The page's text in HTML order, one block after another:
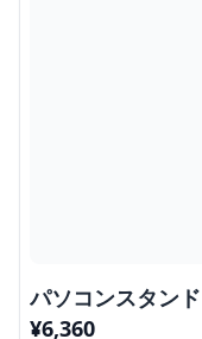
パソコンスタン
¥6,360